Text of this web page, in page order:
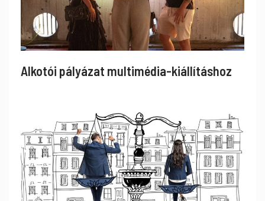
Alkotói pályázat multimédia-kiállításhoz